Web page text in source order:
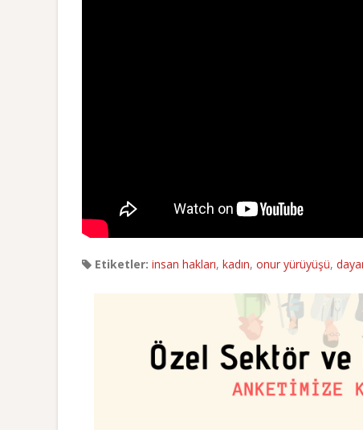
Etiketler: insan hakları, kadın, onur yürüyüşü,